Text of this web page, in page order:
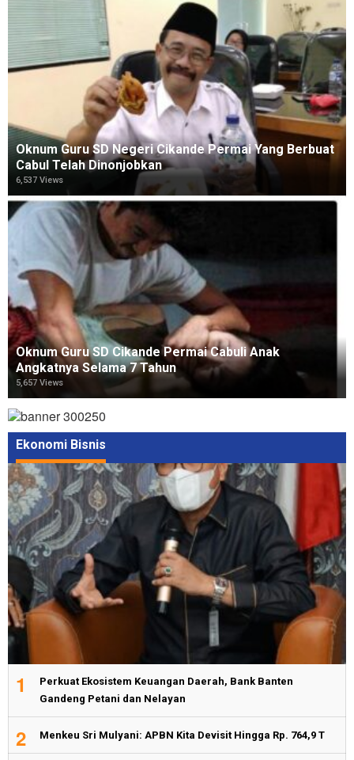
Oknum Guru SD Negeri Cikande Permai Yang Berbuat
Cabul Telah Dinonjobkan
6,537 Views
Oknum Guru SD Cikande Permai Cabuli Anak
Angkatnya Selama 7 Tahun
5,657 Views
Ekonomi Bisnis
1
Perkuat Ekosistem Keuangan Daerah, Bank Banten
Gandeng Petani dan Nelayan
2 Menkeu Sri Mulyani: APBN Kita Devisit Hingga Rp. 764,9 T